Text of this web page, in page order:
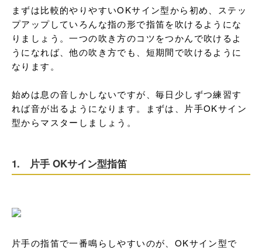
まずは比較的やりやすいOKサイン型から初め、ステッ
プアップしていろんな指の形で指笛を吹けるようにな
りましょう。一つの吹き方のコツをつかんで吹けるよ
うになれば、他の吹き方でも、短期間で吹けるように
なります。
始めは息の音しかしないですが、毎日少しずつ練習す
れば音が出るようになります。まずは、片手OKサイン
型からマスターしましょう。
1. 片手 OKサイン型指笛
片手の指笛で一番鳴らしやすいのが、OKサイン型で